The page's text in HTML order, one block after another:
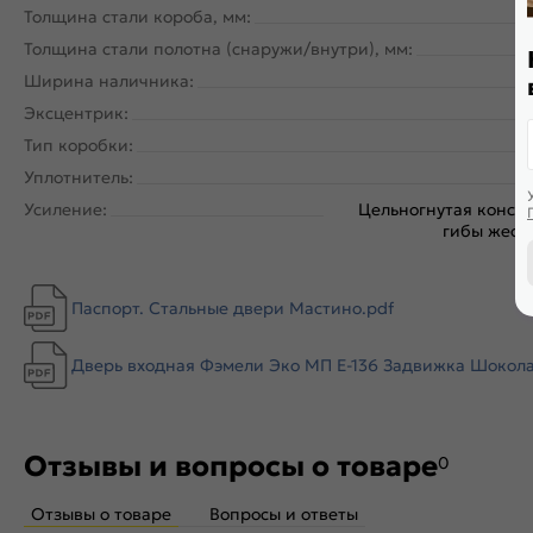
Толщина стали короба, мм:
Толщина стали полотна (снаружи/внутри), мм:
Ширина наличника:
Эксцентрик:
Тип коробки:
Уплотнитель:
Усиление:
Цельногнутая
гибы
Паспорт. Стальные двери Мастино.pdf
Дверь входная Фэмели Эко МП E-136 Задвижка
Отзывы и вопросы о товаре0
Отзывы о товаре Вопросы и ответы